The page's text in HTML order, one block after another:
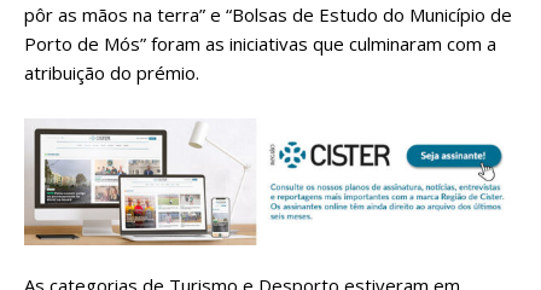
pôr as mãos na terra” e “Bolsas de Estudo do Município de
Porto de Mós” foram as iniciativas que culminaram com a
atribuição do prémio.